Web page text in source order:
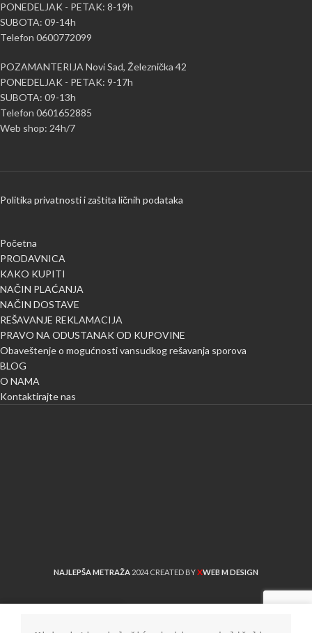
PONEDELJAK - PETAK: 8-19h
SUBOTA: 09-14h
Telefon 0600772099
POZAMANTERIJA Novi Sad, Železnička 42
PONEDELJAK - PETAK: 9-17h
SUBOTA: 09-13h
Telefon 0601652885
Web shop: 24h/7
Politika privatnosti i zaštita ličnih podataka
Početna
PRODAVNICA
KAKO KUPITI
NAČIN PLAĆANJA
NAČIN DOSTAVE
REŠAVANJE REKLAMACIJA
PRAVO NA ODUSTANAK OD KUPOVINE
Obaveštenje o mogućnosti vansudkog rešavanja sporova
BLOG
O NAMA
Kontaktirajte nas
NAJLEPŠA METRAŽA 2024 CREATED BYXWEB M DESIGN